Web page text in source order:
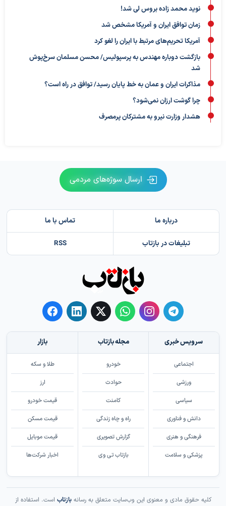
نوید محمد زاده بروس لی شد!
زمان توافق ایران و آمریکا مشخص شد
آمریکا تحریم‌های مرتبط با ایران را لغو کرد
بازگشت دوباره مهندس به پرسپولیس/ محسن مسلمان سرخ‌پوش
شد
مذاکرات ایران و عمان به خط پایان رسید/ توافق در راه است؟
چرا گوشت ارزان نمی‌شود؟
هشدار وزارت نیرو به مشترکان پرمصرف
ارسال سوژه‌های مردمی
درباره ما تماس با ما
تبلیغات در بازتاب RSS
سرویس خبری
اجتماعی
ورزشی
سیاسی
دانش و فناوری
فرهنگی و هنری
پزشکی و سلامت
مجله بازتاب
خودرو
حوادث
کامنت
راه و چاه زندگی
گزارش تصویری
بازتاب تی وی
بازار
طلا و سکه
ارز
قیمت خودرو
قیمت مسکن
قیمت موبایل
اخبار شرکت‌ها
کلیه حقوق مادی و معنوی این وب‌سایت متعلق به رسانهبازتاب است. استفاده از